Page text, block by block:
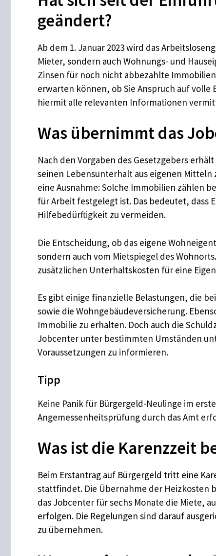
geändert?
Ab dem 1. Januar 2023 wird das
Mieter, sondern auch Wohnungs- und
Zinsen für noch nicht abbezahlte
erwarten können, ob Sie Anspruch auf
hiermit alle relevanten Informationen
Was übernimmt das
Nach den Vorgaben des Gesetzgebers
seinen Lebensunterhalt aus eigenen
eine Ausnahme: Solche Immobilien zählen
für Arbeit festgelegt ist. Das bedeutet,
Hilfebedürftigkeit zu vermeiden.
Die Entscheidung, ob das eigene
sondern auch vom Mietspiegel des
zusätzlichen Unterhaltskosten für eine
Es gibt einige finanzielle Belastungen, die
sowie die Wohngebäudeversicherung.
Immobilie zu erhalten. Doch auch die
Jobcenter unter bestimmten Umständen
Voraussetzungen zu informieren.
Tipp
Keine Panik für Bürgergeld-Neulinge im
Angemessenheitsprüfung durch das Amt
Was ist die Karenzzeit
Beim Erstantrag auf Bürgergeld tritt eine
stattfindet. Die Übernahme der Heizkosten
das Jobcenter für sechs Monate die Miete,
erfolgen. Die Regelungen sind darauf
zu übernehmen.